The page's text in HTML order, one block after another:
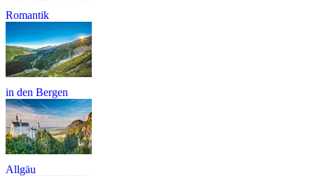
Romantik
in den Bergen
Allgäu